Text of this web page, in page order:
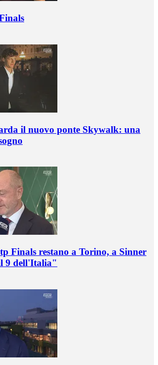
il nuovo ponte Skywalk: una
Finals restano a Torino, a Sinner
9 dell'Italia"